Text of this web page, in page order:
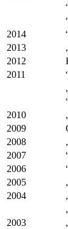
2014
2013
2012
2011
2010
2009
2008
2007
2006
2005
2004
2003